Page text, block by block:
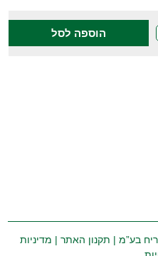
הוספה לסל
בע”מ | תקנון האתר | מדיניות